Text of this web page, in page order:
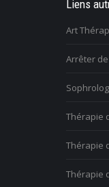
Liens
Art
Arrêter
Thérapie
Thérapie
Thérapie